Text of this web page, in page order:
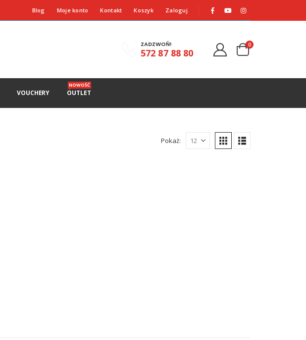
Blog Moje konto Kontakt Koszyk Zaloguj
ZADZWOŃ!
572 87 88 80
0
VOUCHERY OUTLET
NOWOŚĆ
Pokaż: